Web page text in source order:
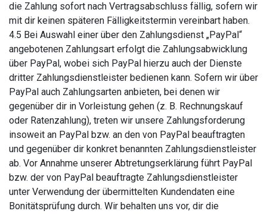
die Zahlung sofort nach Vertragsabschluss fällig, sofern wir
mit dir keinen späteren Fälligkeitstermin vereinbart haben.
4.5 Bei Auswahl einer über den Zahlungsdienst „PayPal“
angebotenen Zahlungsart erfolgt die Zahlungsabwicklung
über PayPal, wobei sich PayPal hierzu auch der Dienste
dritter Zahlungsdienstleister bedienen kann. Sofern wir über
PayPal auch Zahlungsarten anbieten, bei denen wir
gegenüber dir in Vorleistung gehen (z. B. Rechnungskauf
oder Ratenzahlung), treten wir unsere Zahlungsforderung
insoweit an PayPal bzw. an den von PayPal beauftragten
und gegenüber dir konkret benannten Zahlungsdienstleister
ab. Vor Annahme unserer Abtretungserklärung führt PayPal
bzw. der von PayPal beauftragte Zahlungsdienstleister
unter Verwendung der übermittelten Kundendaten eine
Bonitätsprüfung durch. Wir behalten uns vor, dir die